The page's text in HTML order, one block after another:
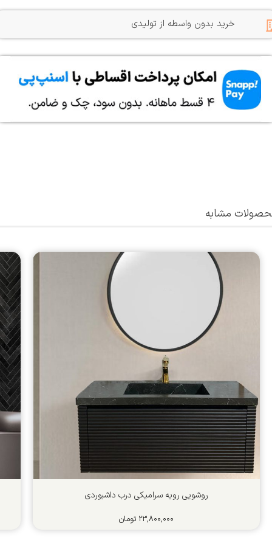
خرید بدون واسطه از تولیدی
مشابه
روشویی رویه سرامیکی درب داشبوردی
۲۳,۸۰۰,۰۰۰ تومان